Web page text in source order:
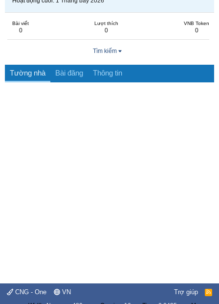
Bài viết
0
Lượt thích
0
VNB Token
0
Tìm kiếm
Tường nhà Bài đăng Thông tin
CNG - One VN Trợ giúp
R